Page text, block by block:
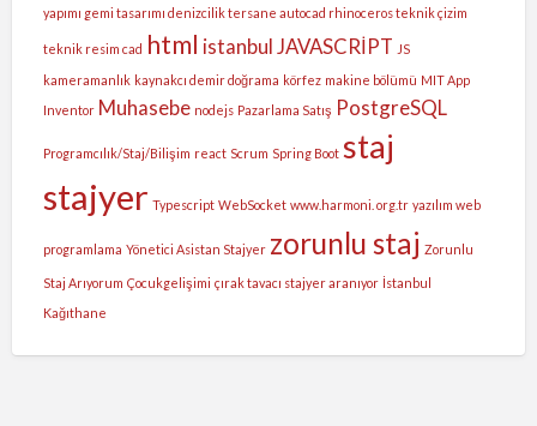
yapımı gemi tasarımı denizcilik tersane autocad rhinoceros teknik çizim
teknik resim cad html istanbulJAVASCRİPT JS
kameramanlık kaynakcı demir doğrama körfez makine bölümü MIT App
Inventor Muhasebe nodejs Pazarlama Satış PostgreSQL
Programcılık/Staj/Bilişim react Scrum Spring Boot staj
stajyer Typescript WebSocket www.harmoni. org.tr yazılım web
programlama Yönetici Asistan Stajyer zorunlu staj Zorunlu
Staj Arıyorum Çocukgelişimi çırak tavacı stajyer aranıyor İstanbul
Kağıthane